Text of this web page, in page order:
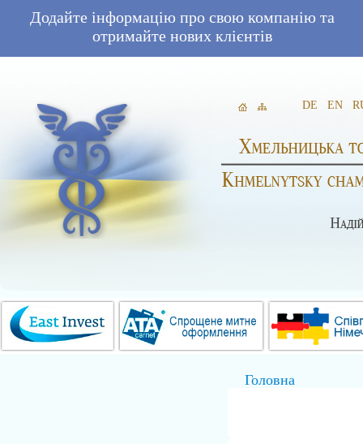
Додайте інформацію про свою компанію та
отримайте нових клієнтів
DE EN
Головна